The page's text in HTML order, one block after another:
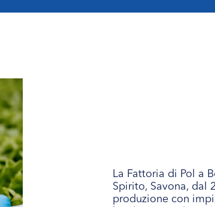
La Fattoria di Pol a
Spirito, Savona, dal
produzione con